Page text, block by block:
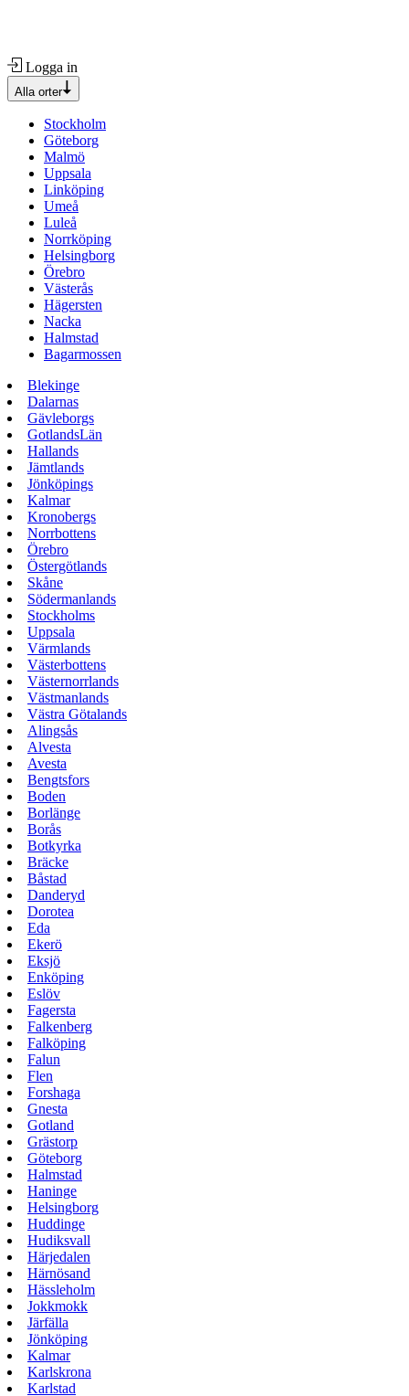
Logga in
Alla orter
Stockholm
Göteborg
Malmö
Uppsala
Linköping
Umeå
Luleå
Norrköping
Helsingborg
Örebro
Västerås
Hägersten
Nacka
Halmstad
Bagarmossen
Blekinge
Dalarnas
Gävleborgs
GotlandsLän
Hallands
Jämtlands
Jönköpings
Kalmar
Kronobergs
Norrbottens
Örebro
Östergötlands
Skåne
Södermanlands
Stockholms
Uppsala
Värmlands
Västerbottens
Västernorrlands
Västmanlands
Västra Götalands
Alingsås
Alvesta
Avesta
Bengtsfors
Boden
Borlänge
Borås
Botkyrka
Bräcke
Båstad
Danderyd
Dorotea
Eda
Ekerö
Eksjö
Enköping
Eslöv
Fagersta
Falkenberg
Falköping
Falun
Flen
Forshaga
Gnesta
Gotland
Grästorp
Göteborg
Halmstad
Haninge
Helsingborg
Huddinge
Hudiksvall
Härjedalen
Härnösand
Hässleholm
Jokkmokk
Järfälla
Jönköping
Kalmar
Karlskrona
Karlstad